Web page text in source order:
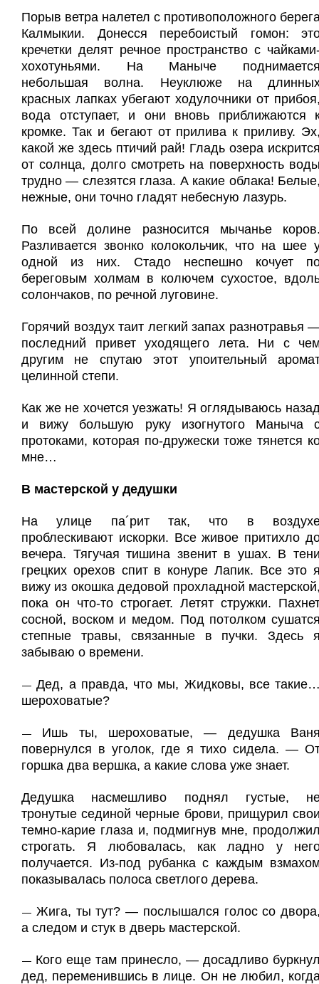
Порыв ветра налетел с противоположного
Калмыкии. Донесся перебоистый гомон:
кречетки делят речное пространство с
хохотуньями. На Маныче
небольшая волна. Неуклюже на
красных лапках убегают ходулочники от
вода отступает, и они вновь приближаются
кромке. Так и бегают от прилива к приливу.
какой же здесь птичий рай! Гладь озера
от солнца, долго смотреть на поверхность
трудно — слезятся глаза. А какие облака!
нежные, они точно гладят небесную лазурь.
По всей долине разносится мычанье
Разливается звонко колокольчик, что на шее
одной из них. Стадо неспешно кочует
береговым холмам в колючем сухостое,
солончаков, по речной луговине.
Горячий воздух таит легкий запах разнотравья
последний привет уходящего лета. Ни с
другим не спутаю этот упоительный
целинной степи.
Как же не хочется уезжать! Я оглядываюсь
и вижу большую руку изогнутого Маныча
протоками, которая по-дружески тоже тянется
мне…
В мастерской у дедушки
На улице па´рит так, что в
проблескивают искорки. Все живое притихло
вечера. Тягучая тишина звенит в ушах. В
грецких орехов спит в конуре Лапик. Все это
вижу из окошка дедовой прохладной
пока он что-то строгает. Летят стружки.
сосной, воском и медом. Под потолком
степные травы, связанные в пучки. Здесь
забываю о времени.
—Дед, а правда, что мы, Жидковы, все
шероховатые?
— Ишь ты, шероховатые, — дедушка
повернулся в уголок, где я тихо сидела. —
горшка два вершка, а какие слова уже знает.
Дедушка насмешливо поднял густые,
тронутые сединой черные брови, прищурил
темно-карие глаза и, подмигнув мне,
строгать. Я любовалась, как ладно у
получается. Из-под рубанка с каждым
показывалась полоса светлого дерева.
— Жига, ты тут? — послышался голос со
а следом и стук в дверь мастерской.
— Кого еще там принесло, — досадливо
дед, переменившись в лице. Он не любил,